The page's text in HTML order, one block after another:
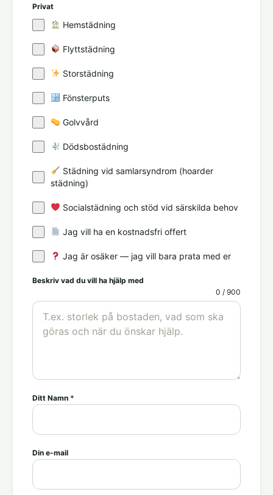
Privat
Hemstädning
Flyttstädning
Storstädning
Fönsterputs
Golvvård
Dödsbostädning
Städning vid samlarsyndrom (hoarder
städning)
Socialstädning och stöd vid särskilda behov
Jag vill ha en kostnadsfri offert
Jag är osäker — jag vill bara prata med er
Beskriv vad du vill ha hjälp med
0 / 900
Ditt Namn *
Din e-mail